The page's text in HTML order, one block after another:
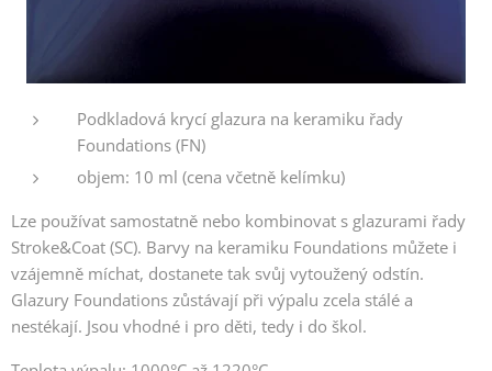
Podkladová krycí glazura na keramiku řady
Foundations (FN)
objem: 10 ml (cena včetně kelímku)
Lze používat samostatně nebo kombinovat s glazurami řady
Stroke&Coat (SC). Barvy na keramiku Foundations můžete i
vzájemně míchat, dostanete tak svůj vytoužený odstín.
Glazury Foundations zůstávají při výpalu zcela stálé a
nestékají. Jsou vhodné i pro děti, tedy i do škol.